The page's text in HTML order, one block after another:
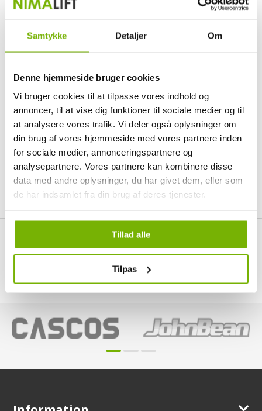
Samtykke Detaljer Om
Denne hjemmeside bruger cookies
Vi bruger cookies til at tilpasse vores indhold og
annoncer, til at vise dig funktioner til sociale medier og til
at analysere vores trafik. Vi deler også oplysninger om
din brug af vores hjemmeside med vores partnere inden
for sociale medier, annonceringspartnere og
analysepartnere. Vores partnere kan kombinere disse
data med andre oplysninger, du har givet dem, eller som
de har indsamlet fra din brug af deres tjenester.
Tillad alle
Tilpas
Interna reservdelar
Reservdelar till baksidan